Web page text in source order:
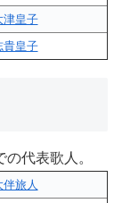
津皇子
貴皇子
代表歌人。
伴旅人